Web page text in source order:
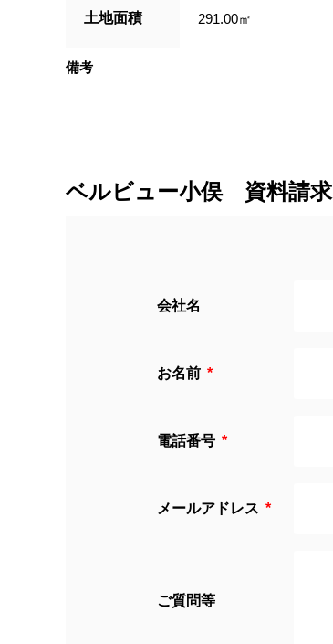
土地面積 291.00㎡
備考
ベルビュー小俣 資料請求
会社名
お名前
電話番号
メールアドレス
ご質問等